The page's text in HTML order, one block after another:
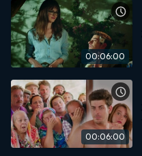
00:06:00
00:06:00